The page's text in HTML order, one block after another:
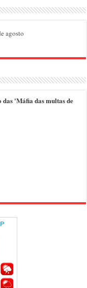
agosto
das 'Máfia das multas de